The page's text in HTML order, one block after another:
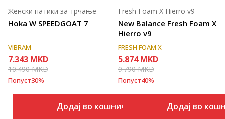
Hoka W SPEEDGOAT 7
Женски патики за трчање
VIBRAM
7.343 MKD
10.490MKD
Попуст30%
Додај во кошничка
New Balance Fresh Foam X
Hierro v9
Fresh Foam X Hierro v9
FRESH FOAM X
5.874 MKD
9.790MKD
Попуст40%
Додај во